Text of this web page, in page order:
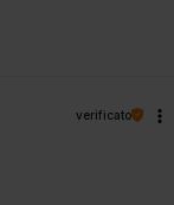
verificato